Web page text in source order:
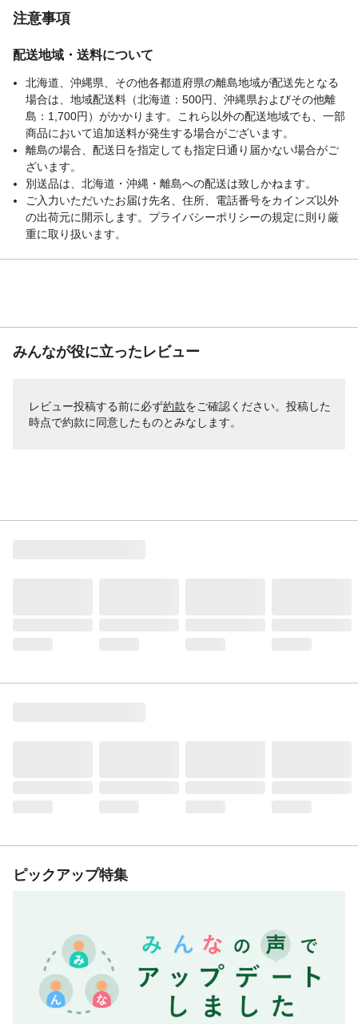
注意事項
配送地域・送料について
北海道、沖縄県、その他各都道府県の離島地域が配送先となる
場合は、地域配送料（北海道：500円、沖縄県およびその他離
島：1,700円）がかかります。これら以外の配送地域でも、一部
商品において追加送料が発生する場合がございます。
離島の場合、配送日を指定しても指定日通り届かない場合がご
ざいます。
別送品は、北海道・沖縄・離島への配送は致しかねます。
ご入力いただいたお届け先名、住所、電話番号をカインズ以外
の出荷元に開示します。プライバシーポリシーの規定に則り厳
重に取り扱います。
みんなが役に立ったレビュー
レビュー投稿する前に必ず約款をご確認ください。投稿した
時点で約款に同意したものとみなします。
ピックアップ特集